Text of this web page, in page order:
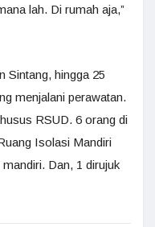
lah. Di rumah aja,”
Sintang, hingga 25
menjalani perawatan.
RSUD. 6 orang di
Isolasi Mandiri
Dan, 1 dirujuk